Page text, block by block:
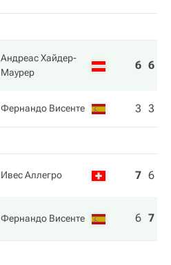
Андреас Хайдер-
Маурер
6 6
Фернандо Висенте 3 3
Ивес Аллегро 7 6
Фернандо Висенте 6 7